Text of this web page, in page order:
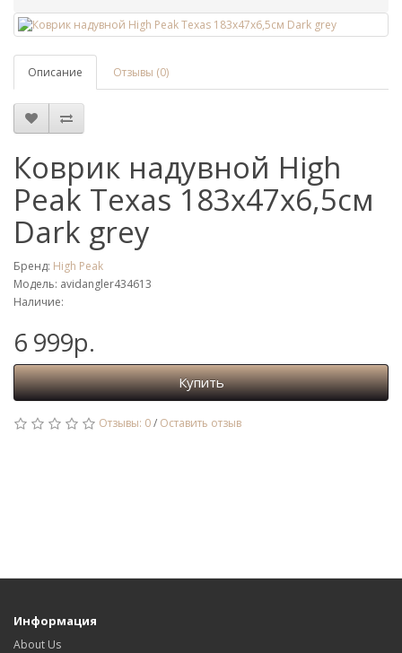
Описание Отзывы (0)
Коврик надувной High
Peak Texas 183x47x6,5см
Dark grey
Бренд: High Peak
Модель: avidangler434613
Наличие:
6 999р.
Купить
Отзывы: 0/ Оставить отзыв
Информация
About Us